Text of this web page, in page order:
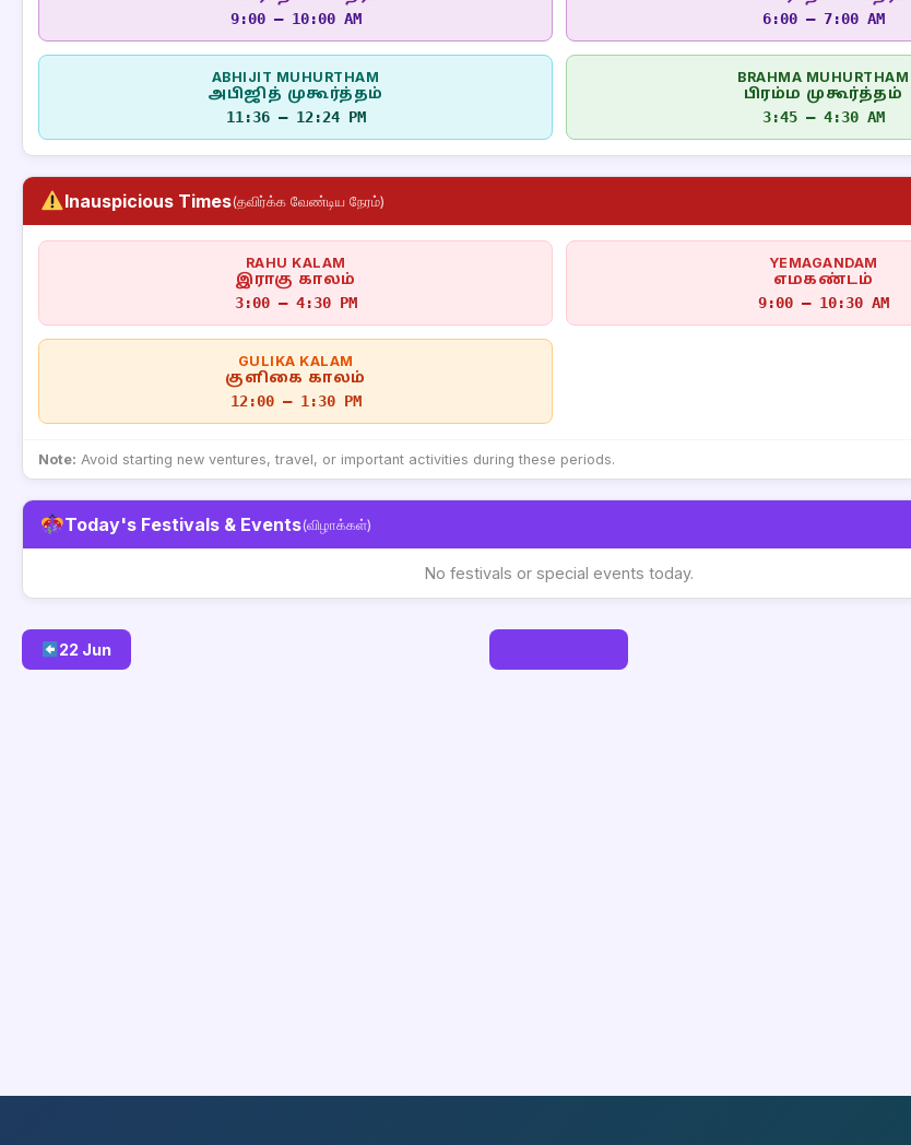
9:00 – 10:00 AM 6:00 – 7:00 AM
ABHIJIT MUHURTHAM
அபிஜித் முகூர்த்தம்
11:36 – 12:24 PM
BRAHMA MUHURTHAM
பிரம்ம முகூர்த்தம்
3:45 – 4:30 AM
Inauspicious Times(தவிர்க்க வேண்டிய நேரம்)
RAHU KALAM
இராகு காலம்
3:00 – 4:30 PM
YEMAGANDAM
எமகண்டம்
9:00 – 10:30 AM
GULIKA KALAM
குளிகை காலம்
12:00 – 1:30 PM
Note: Avoid starting new ventures, travel, or important activities during these periods.
Today's Festivals & Events(விழாக்கள்)
No festivals or special events today.
22 Jun